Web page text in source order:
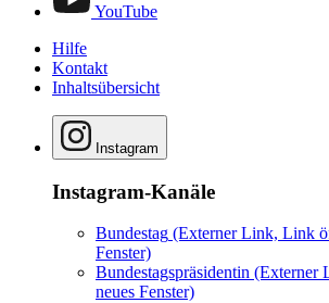
YouTube
Hilfe
Kontakt
Inhaltsübersicht
Instagram
Instagram-Kanäle
Bundestag (Externer Link, Link
Fenster)
Bundestagspräsidentin (Externer
neues Fenster)